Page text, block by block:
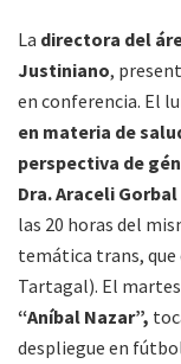
La directora del
Justiniano,
en conferencia. El
en materia de
perspectiva de
Dra. Araceli
las 20 horas del
temática trans, que
Tartagal). El martes
“Aníbal Nazar”,
despliegue en